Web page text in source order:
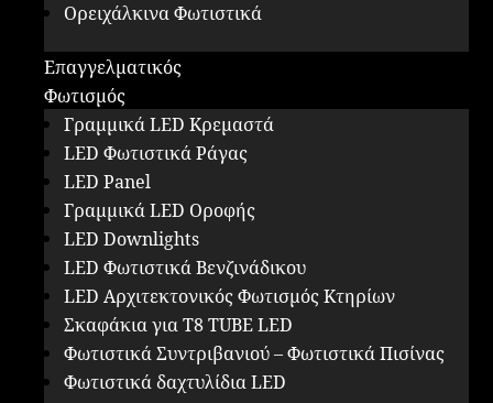
Ορειχάλκινα Φωτιστικά
Επαγγελματικός
Φωτισμός
Γραμμικά LED Κρεμαστά
LED Φωτιστικά Ράγας
LED Panel
Γραμμικά LED Οροφής
LED Downlights
LED Φωτιστικά Βενζινάδικου
LED Αρχιτεκτονικός Φωτισμός Κτηρίων
Σκαφάκια για Τ8 ΤUBE LED
Φωτιστικά Συντριβανιού – Φωτιστικά Πισίνας
Φωτιστικά δαχτυλίδια LED